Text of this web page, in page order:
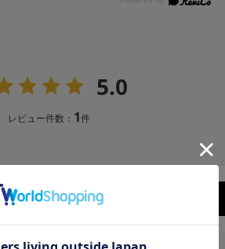
5.0
レビュー件数： 1件
レビューを閉じる